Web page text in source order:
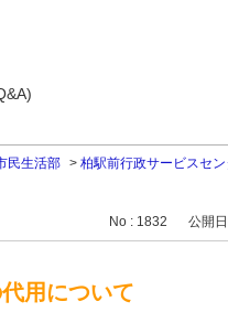
民生活部 > 柏駅前行政サービスセン
No : 1832 公開
用について